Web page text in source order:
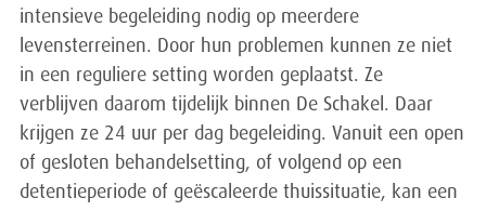
intensieve begeleiding nodig op meerdere
levensterreinen. Door hun problemen kunnen ze niet
in een reguliere setting worden geplaatst. Ze
verblijven daarom tijdelijk binnen De Schakel. Daar
krijgen ze 24 uur per dag begeleiding. Vanuit een open
of gesloten behandelsetting, of volgend op een
detentieperiode of geëscaleerde thuissituatie, kan een